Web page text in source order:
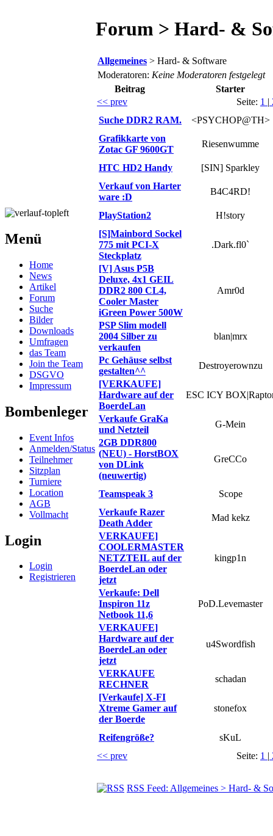
Menü
Home
News
Artikel
Forum
Suche
Bilder
Downloads
Umfragen
das Team
Join the Team
DSGVO
Impressum
Bombenleger
Event Infos
Anmelden/Status
Teilnehmer
Sitzplan
Turniere
Location
AGB
Vollmacht
Login
Login
Registrieren
Forum > Hard- &
Allgemeines > Hard- & Software
Moderatoren: Keine Moderatoren festgelegt
Beitrag
Starter
<< prev
Seite: 1 |
Suche DDR2 RAM.
<PSYCHOP@TH>
Grafikkarte von
Zotac GF 9600GT
Riesenwumme
HTC HD2 Handy
[SIN] Sparkley
Verkauf von Harter
ware :D
B4C4RD!
PlayStation2
H!story
[S]Mainbord Sockel
775 mit PCI-X
Steckplatz
.Dark.fl0`
[V] Asus P5B
Deluxe, 4x1 GEIL
DDR2 800 CL4,
Cooler Master
iGreen Power 500W
Amr0d
PSP Slim modell
2004 Silber zu
verkaufen
blan|mrx
Pc Gehäuse selbst
gestalten^^
Destroyerownzu
[VERKAUFE]
Hardware auf der
BoerdeLan
ESC ICY
Verkaufe GraKa
und Netzteil
G-Mein
2GB DDR800
(NEU) - HorstBOX
von DLink
(neuwertig)
GreCCo
Teamspeak 3
Scope
Verkaufe Razer
Death Adder
Mad kekz
VERKAUFE]
COOLERMASTER
NETZTEIL auf der
BoerdeLan oder
jetzt
kingp1n
Verkaufe: Dell
Inspiron 11z
Netbook 11,6
PoD.Levemaster
VERKAUFE]
Hardware auf der
BoerdeLan oder
jetzt
u4Swordfish
VERKAUFE
RECHNER
schadan
[Verkaufe] X-FI
Xtreme Gamer auf
der Boerde
stonefox
Reifengröße?
sKuL
<< prev
Seite: 1 |
RSS Feed: Allgemeines > Hard- &